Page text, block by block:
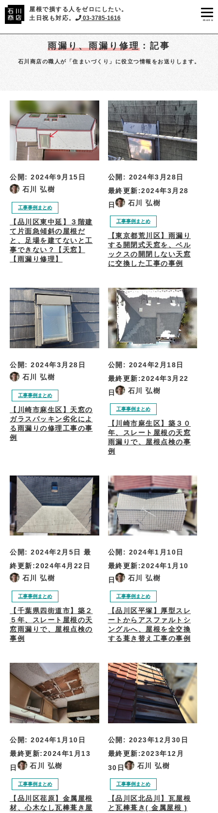
屋根で損する人をゼロにしたい。
土日祝も対応。
03-3785-1616 menu
雨漏り、雨漏り修理 ：記事
石川商店の職人が「住まいづくり」に役立つ情報をお送りします。
公開: 2024年9月15日
石川 弘樹
工事事例まとめ
【品川区東中延】３階建
て片面急傾斜の屋根だ
と、足場を建てないと工
事できない？【天窓】
【雨漏り修理】
公開: 2024年3月28日
最終更新:2024年3月28
日
石川 弘樹
工事事例まとめ
【東京都荒川区】雨漏り
する開閉式天窓を、ベル
ックスの開閉しない天窓
に交換した工事の事例
公開: 2024年3月28日
石川 弘樹
工事事例まとめ
【川崎市麻生区】天窓の
ガラスパッキン劣化によ
る雨漏りの修理工事の事
例
公開: 2024年2月18日
最終更新:2024年3月22
日
石川 弘樹
工事事例まとめ
【川崎市麻生区】築３０
年、スレート屋根の天窓
雨漏りで、屋根点検の事
例
公開: 2024年2月5日
最
終更新:2024年4月22日
石川 弘樹
工事事例まとめ
【千葉県四街道市】築２
５年、スレート屋根の天
窓雨漏りで、屋根点検の
事例
公開: 2024年1月10日
最終更新:2024年1月10
日
石川 弘樹
工事事例まとめ
【品川区平塚】厚型スレ
ートからアスファルトシ
ングルへ、屋根を全交換
する葺き替え工事の事例
公開: 2024年1月10日
最終更新:2024年1月13
日
石川 弘樹
工事事例まとめ
【品川区荏原】金属屋根
材、心木なし瓦棒葺き屋
公開: 2023年12月30日
最終更新:2023年12月
30日
石川 弘樹
工事事例まとめ
【品川区北品川】瓦屋根
と瓦棒葺き( 金属屋根 )